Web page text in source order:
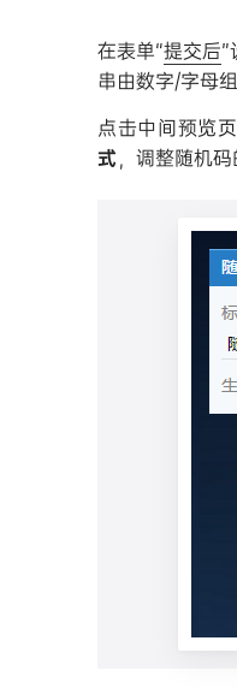
在表单“提交后
串由数字/字母
点击中间预览
式，调整随机